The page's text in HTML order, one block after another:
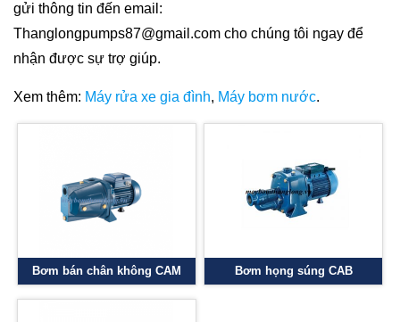
gửi thông tin đến email:
Thanglongpumps87@gmail.com cho chúng tôi ngay để
nhận được sự trợ giúp.
Xem thêm: Máy rửa xe gia đình, Máy bơm nước.
Bơm bán chân không CAM Bơm họng súng CAB